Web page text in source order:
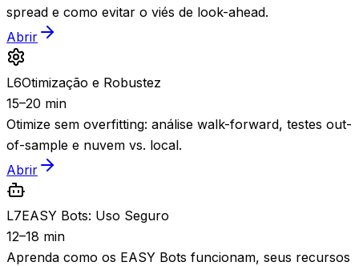
spread e como evitar o viés de look-ahead.
Abrir
L6Otimização e Robustez
15–20 min
Otimize sem overfitting: análise walk-forward, testes out-
of-sample e nuvem vs. local.
Abrir
L7EASY Bots: Uso Seguro
12–18 min
Aprenda como os EASY Bots funcionam, seus recursos